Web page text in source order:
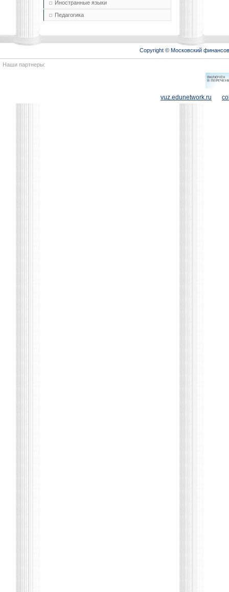
Иностранные языки
Педагогика
Copyright © Московский
Наши партнеры:
vuz.edunetwork.ru